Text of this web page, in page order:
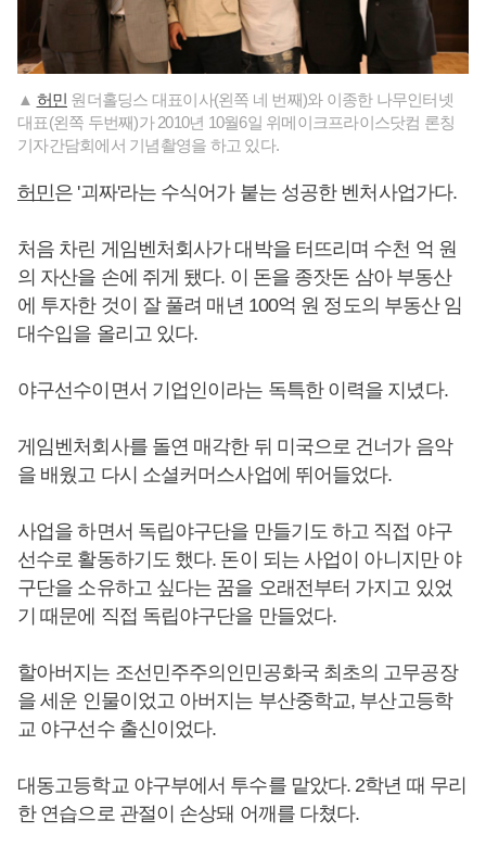
▲ 허민 원더홀딩스 대표이사(왼쪽 네 번째)와 이종한 나무인터넷
대표(왼쪽 두번째)가 2010년 10월6일 위메이크프라이스닷컴 론칭
기자간담회에서 기념촬영을 하고 있다.
허민은 '괴짜'라는 수식어가 붙는 성공한 벤처사업가다.
처음 차린 게임벤처회사가 대박을 터뜨리며 수천 억 원
의 자산을 손에 쥐게 됐다. 이 돈을 종잣돈 삼아 부동산
에 투자한 것이 잘 풀려 매년 100억 원 정도의 부동산 임
대수입을 올리고 있다.
야구선수이면서 기업인이라는 독특한 이력을 지녔다.
게임벤처회사를 돌연 매각한 뒤 미국으로 건너가 음악
을 배웠고 다시 소셜커머스사업에 뛰어들었다.
사업을 하면서 독립야구단을 만들기도 하고 직접 야구
선수로 활동하기도 했다. 돈이 되는 사업이 아니지만 야
구단을 소유하고 싶다는 꿈을 오래전부터 가지고 있었
기 때문에 직접 독립야구단을 만들었다.
할아버지는 조선민주주의인민공화국 최초의 고무공장
을 세운 인물이었고 아버지는 부산중학교, 부산고등학
교 야구선수 출신이었다.
대동고등학교 야구부에서 투수를 맡았다. 2학년 때 무리
한 연습으로 관절이 손상돼 어깨를 다쳤다.